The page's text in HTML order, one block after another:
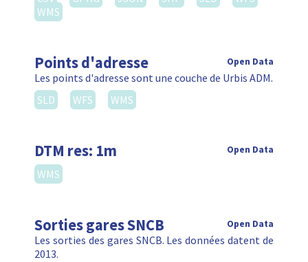
WMS
Points d'adresse Open Data
Les points d'adresse sont une couche de Urbis ADM.
SLD
WFS WMS
DTM res: 1m Open Data
WMS
Sorties gares SNCB Open Data
Les sorties des gares SNCB. Les données datent de
2013.